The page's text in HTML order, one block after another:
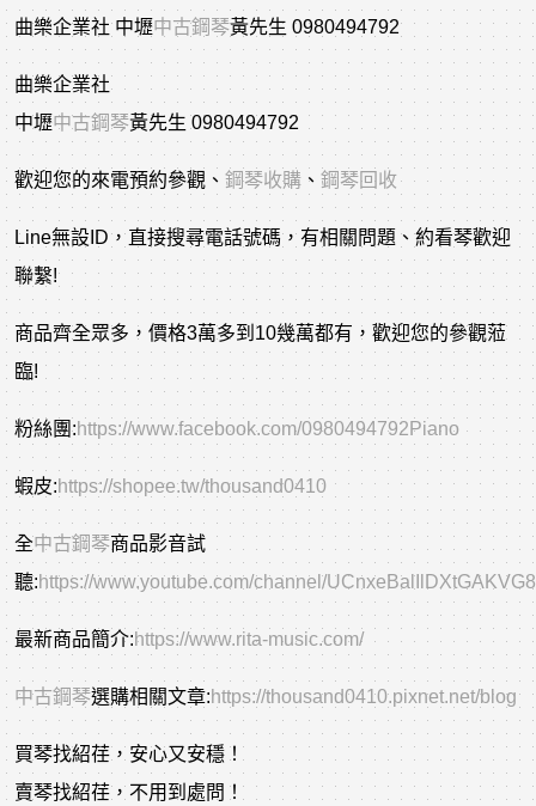
曲樂企業社 中壢中古鋼琴黃先生 0980494792
曲樂企業社
中壢中古鋼琴黃先生 0980494792
歡迎您的來電預約參觀、 鋼琴收購 、 鋼琴回收
Line無設ID，直接搜尋電話號碼，有相關問題、約看琴歡迎
聯繫!
商品齊全眾多，價格3萬多到10幾萬都有，歡迎您的參觀蒞
臨!
粉絲團:https://www.facebook.com/0980494792Piano
蝦皮:https://shopee.tw/thousand0410
全中古鋼琴商品影音試
聽:https://www.youtube.com/channel/
最新商品簡介:https://www.rita-music.com/
中古鋼琴選購相關文章:https://thousand0410.pixnet.net/blog
買琴找紹荏，安心又安穩！
賣琴找紹荏，不用到處問！